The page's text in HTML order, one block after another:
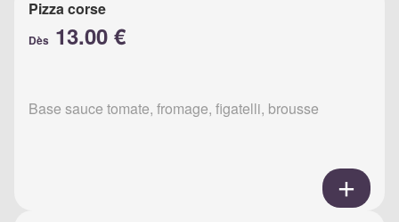
Pizza corse
Dès 13.00 €
Base sauce tomate, fromage, figatelli, brousse